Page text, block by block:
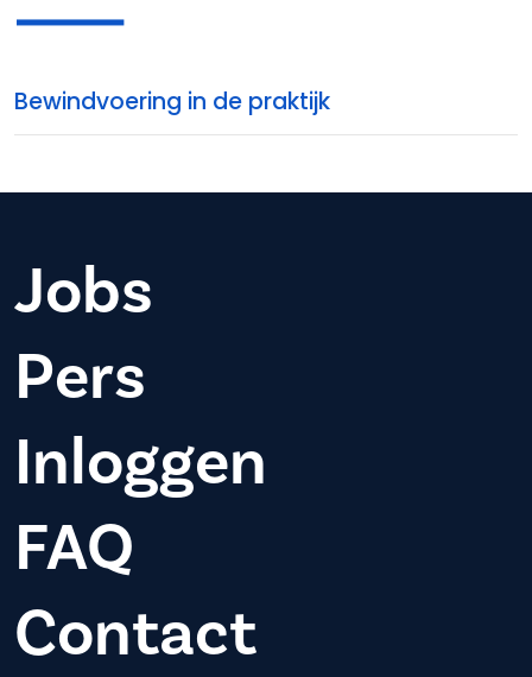
Bewindvoering in de praktijk
Jobs
Pers
Inloggen
FAQ
Contact